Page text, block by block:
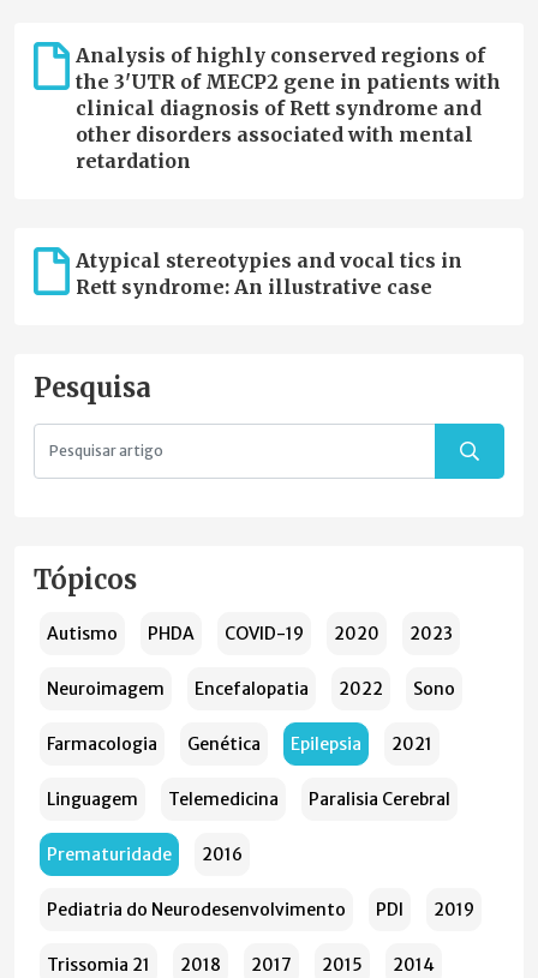
Analysis of highly conserved regions of
the 3'UTR of MECP2 gene in patients with
clinical diagnosis of Rett syndrome and
other disorders associated with mental
retardation
Atypical stereotypies and vocal tics in
Rett syndrome: An illustrative case
Pesquisa
Tópicos
Autismo PHDA COVID-19 2020 2023
Neuroimagem Encefalopatia 2022 Sono
Farmacologia Genética Epilepsia 2021
Linguagem Telemedicina Paralisia Cerebral
Prematuridade 2016
Pediatria do Neurodesenvolvimento PDI 2019
Trissomia 21 2018 2017 2015 2014